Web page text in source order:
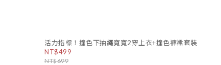
活力指標！撞色下抽繩寬寬2穿上衣+撞色褲裙套裝
NT$499
NT$699